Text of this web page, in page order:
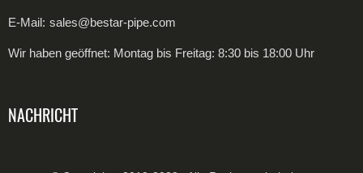
E-Mail: sales@bestar-pipe.com
Wir haben geöffnet: Montag bis Freitag: 8:30 bis 18:00 Uhr
NACHRICHT